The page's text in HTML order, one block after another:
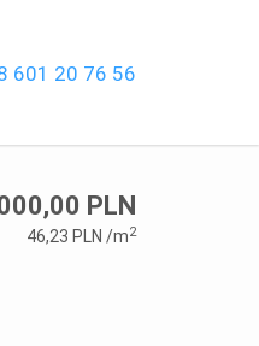
601 20 76 56
PLN
46,23 PLN /m2